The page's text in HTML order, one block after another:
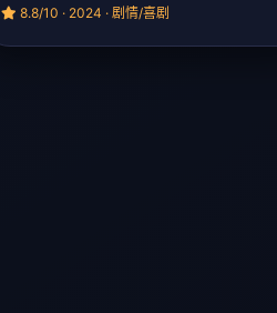
8.8/10 · 2024 · 剧情/喜剧